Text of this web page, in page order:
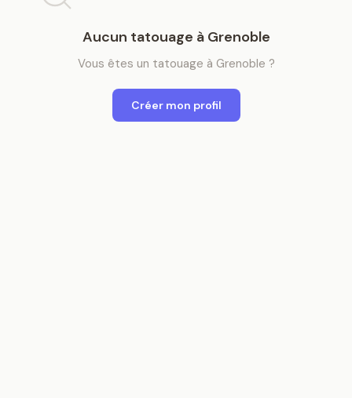
Aucun tatouage à Grenoble
Vous êtes un tatouage à Grenoble ?
Créer mon profil